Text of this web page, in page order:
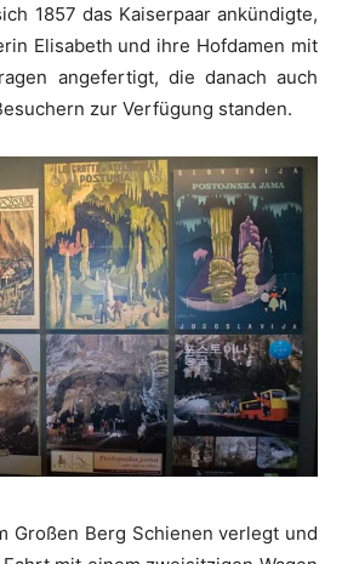
1857 das Kaiserpaar ankündigte,
Elisabeth und ihre Hofdamen mit
angefertigt, die danach auch
zur Verfügung standen.
Großen Berg Schienen verlegt und